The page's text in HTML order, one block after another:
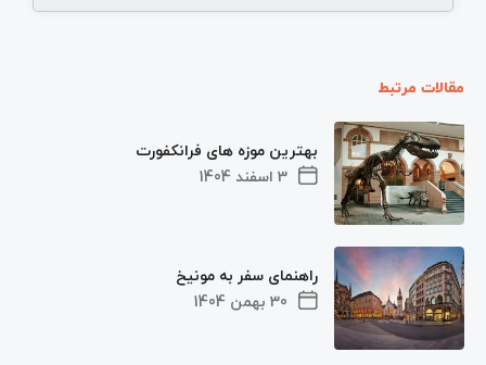
مقالات مرتبط
3 اسفند 1404
بهترین موزه های فرانکفورت
30 بهمن 1404
راهنمای سفر به مونیخ